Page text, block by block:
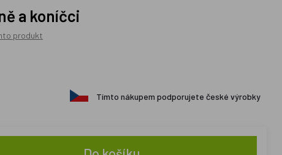
a koníčci
produkt
Tímto nákupem podporujete české výrobky